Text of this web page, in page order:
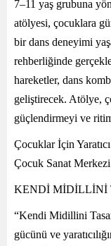
7–11 yaş grubuna
atölyesi, çocuklara
bir dans deneyimi
rehberliğinde
hareketler, dans
geliştirecek. Atölye,
güçlendirmeyi ve
Çocuklar İçin
Çocuk Sanat
KENDİ MİDİLLİNİ
“Kendi Midillini
gücünü ve